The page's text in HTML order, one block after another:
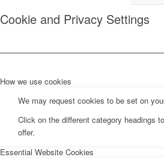
Cookie and Privacy Settings
How we use cookies
We may request cookies to be set on
Click on the different category headings
offer.
Essential Website Cookies